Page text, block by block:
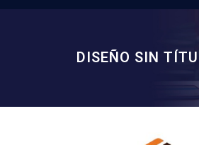
DISEÑO SIN